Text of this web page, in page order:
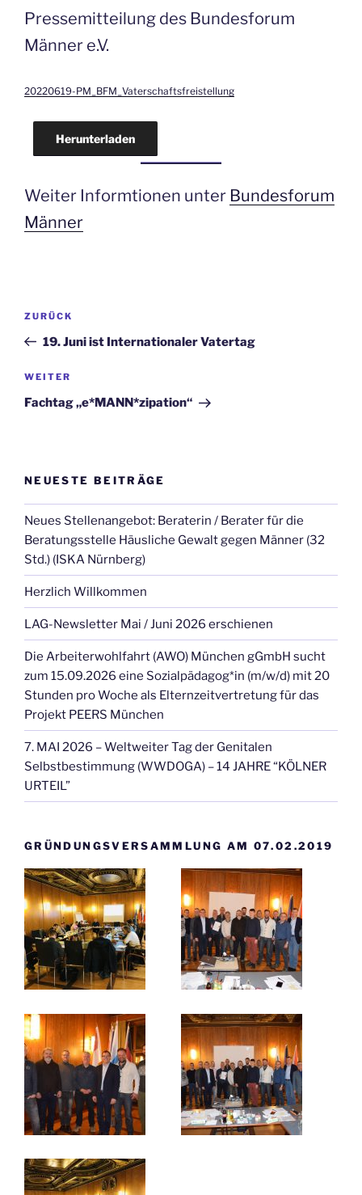
Pressemitteilung des Bundesforum
Männer e.V.
20220619-PM_BFM_Vaterschaftsfreistellung
Herunterladen
Weiter Informtionen unter Bundesforum
Männer
Beitragsnavigation
Vorheriger
Beitrag
ZURÜCK
19. Juni ist Internationaler Vatertag
Nächster
Beitrag
WEITER
Fachtag „e*MANN*zipation“
NEUESTE BEITRÄGE
Neues Stellenangebot: Beraterin / Berater für die
Beratungsstelle Häusliche Gewalt gegen Männer (32
Std.) (ISKA Nürnberg)
Herzlich Willkommen
LAG-Newsletter Mai / Juni 2026 erschienen
Die Arbeiterwohlfahrt (AWO) München gGmbH sucht
zum 15.09.2026 eine Sozialpädagog*in (m/w/d) mit 20
Stunden pro Woche als Elternzeitvertretung für das
Projekt PEERS München
7. MAI 2026 – Weltweiter Tag der Genitalen
Selbstbestimmung (WWDOGA) – 14 JAHRE “KÖLNER
URTEIL”
GRÜNDUNGSVERSAMMLUNG AM 07.02.2019